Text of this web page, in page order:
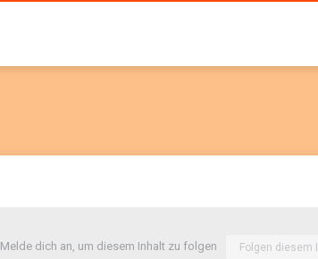
Melde dich an, um diesem Inhalt zu folgen Folgen diesem